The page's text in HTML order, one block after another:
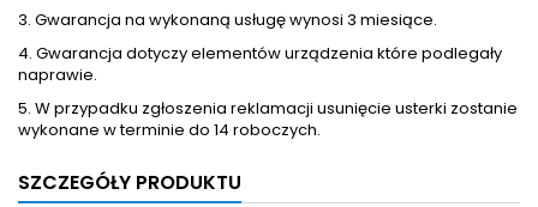
3. Gwarancja na wykonaną usługę wynosi 3 miesiące.
4. Gwarancja dotyczy elementów urządzenia które podlegały
naprawie.
5. W przypadku zgłoszenia reklamacji usunięcie usterki zostanie
wykonane w terminie do 14 roboczych.
SZCZEGÓŁY PRODUKTU